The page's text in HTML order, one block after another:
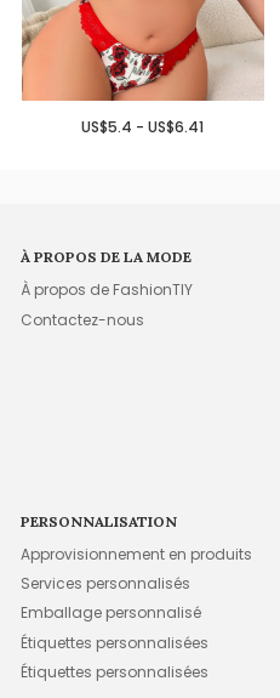
US$5.4 - US$6.41
À PROPOS DE LA MODE
À propos de FashionTIY
Contactez-nous
PERSONNALISATION
Approvisionnement en produits
Services personnalisés
Emballage personnalisé
Étiquettes personnalisées
Étiquettes personnalisées